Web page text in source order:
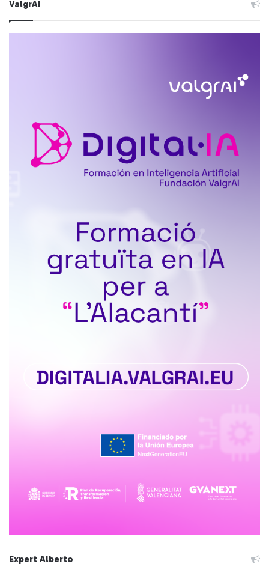
ValgrAI
Expert Alberto